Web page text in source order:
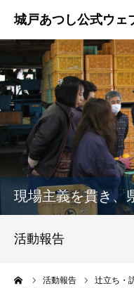
現場主義を貫き、
活動報告
活動報告 辻立ち・
ホーム
ご挨拶
プロフィール
政策